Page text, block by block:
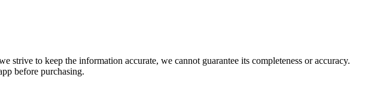
strive to keep the information accurate, we cannot guarantee its completeness or accuracy.
before purchasing.